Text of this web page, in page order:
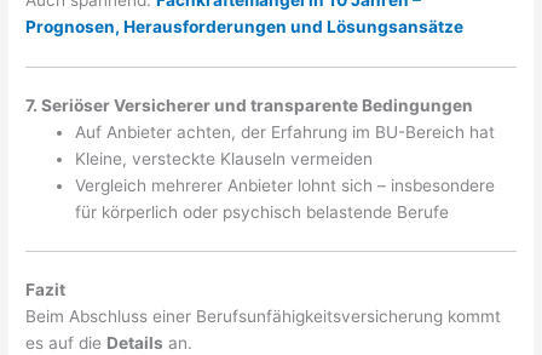
Prognosen, Herausforderungen und Lösungsansätze
7. Seriöser Versicherer und transparente Bedingungen
Auf Anbieter achten, der Erfahrung im BU-Bereich hat
Kleine, versteckte Klauseln vermeiden
Vergleich mehrerer Anbieter lohnt sich – insbesondere
für körperlich oder psychisch belastende Berufe
Fazit
Beim Abschluss einer Berufsunfähigkeitsversicherung kommt
es auf die Details an.